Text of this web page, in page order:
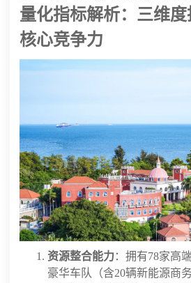
量化指标解析：三维
核心竞争力
资源整合能力 ：拥有78家高
豪华车队（含20辆新能源商